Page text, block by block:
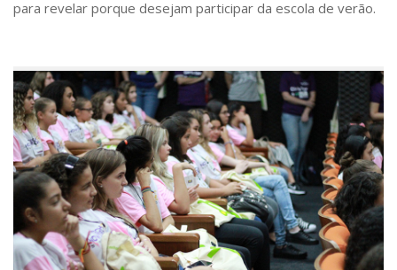
para revelar porque desejam participar da escola de verão.